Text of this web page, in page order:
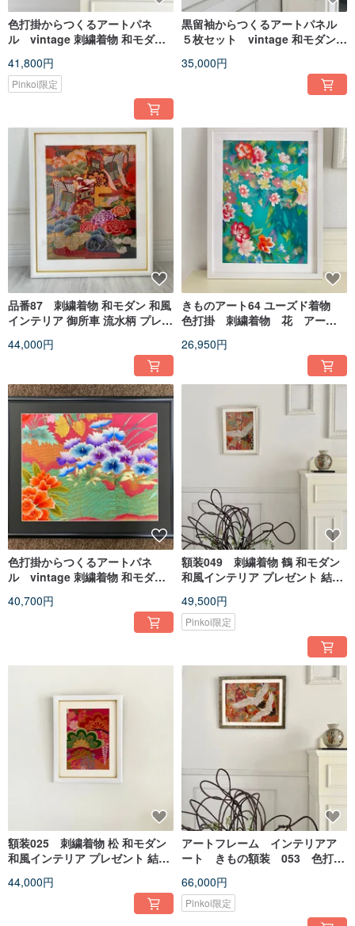
色打掛からつくるアートパネ
ル vintage 刺繍着物 和モダン
婚祝 新築祝 長寿祝 縁起物 額装
インテリア 額装9
41,800円
Pinkoi限定
黒留袖からつくるアートパネル
５枚セット vintage 和モダン
結婚祝 新築祝
35,000円
品番87 刺繍着物 和モダン 和風
インテリア 御所車 流水柄 プレゼ
物 額装インテリア
44,000円
きものアート64 ユーズド着物
色打掛 刺繍着物 花 アート
ゼント 贈答品 縁起物
26,950円
色打掛からつくるアートパネ
ル vintage 刺繍着物 和モダン
結婚祝 新築祝 長寿祝 縁起物 額
40,700円
額装049 刺繍着物 鶴 和モダン
和風インテリア プレゼント 結婚
ンテリア made in japan
49,500円
Pinkoi限定
額装025 刺繍着物 松 和モダン
和風インテリア プレゼント 結婚
ンテリア
44,000円
アートフレーム インテリアア
ート きもの額装 053 色打
ア 縁起物 長寿祝い 引越祝
い 和室
66,000円
Pinkoi限定